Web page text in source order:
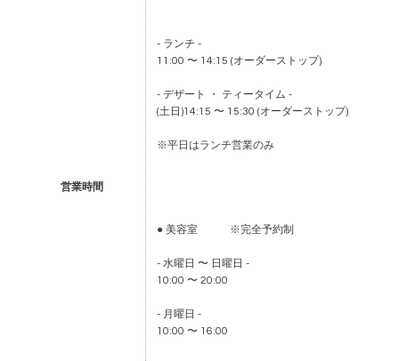
営業時間
- ランチ -
11:00 〜 14:15 (オーダーストップ)
- デザート ・ ティータイム -
(土日)14:15 〜 15:30 (オーダーストップ)
※平日はランチ営業のみ
● 美容室 ※完全予約制
- 水曜日 〜 日曜日 -
10:00 〜 20:00
- 月曜日 -
10:00 〜 16:00